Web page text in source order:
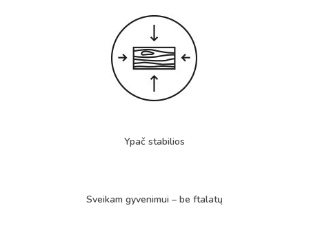
Ypač stabilios
Sveikam gyvenimui – be ftalatų